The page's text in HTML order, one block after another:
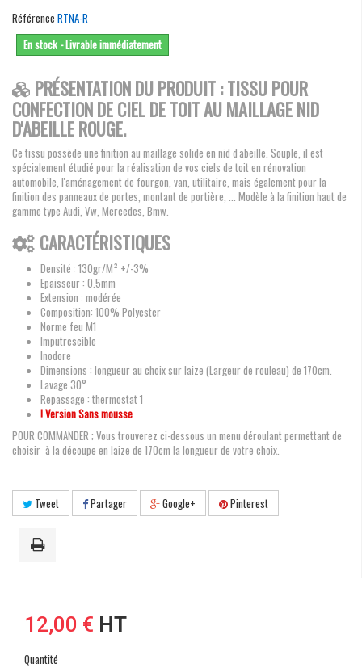
Référence RTNA-R
En stock - Livrable immédiatement
PRÉSENTATION DU PRODUIT : TISSU POUR
CONFECTION DE CIEL DE TOIT AU MAILLAGE NID
D'ABEILLE ROUGE.
Ce tissu possède une finition au maillage solide en nid d'abeille. Souple, il est
spécialement étudié pour la réalisation de vos ciels de toit en rénovation
automobile, l'aménagement de fourgon, van, utilitaire, mais également pour la
finition des panneaux de portes, montant de portière, ... Modèle à la finition haut de
gamme type Audi, Vw, Mercedes, Bmw.
CARACTÉRISTIQUES
Densité : 130gr/M² +/-3%
Epaisseur : 0.5mm
Extension : modérée
Composition: 100% Polyester
Norme feu M1
Imputrescible
Inodore
Dimensions : longueur au choix sur laize (Largeur de rouleau) de 170cm.
Lavage 30°
Repassage : thermostat 1
! Version Sans mousse
POUR COMMANDER ; Vous trouverez ci-dessous un menu déroulant permettant de
choisir à la découpe en laize de 170cm la longueur de votre choix.
Tweet Partager Google+ Pinterest
12,00 € HT
Quantité